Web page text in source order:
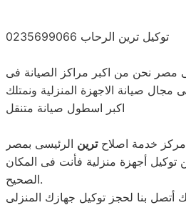
توكيل ترين الرحاب 0235699066
مصر نحن من اكبر مراكز الصيانة فى
صيانة الاجهزة المنزلية ونمتلك
اكبر اسطول صيانة متنقل
مركز خدمة اصلاحترين الرئيسى بمصر
توكيل أجهزة منزلية فأنت فى المكان
الصحيح.
أتصل بنا لحجز توكيل جهازك المنزلى